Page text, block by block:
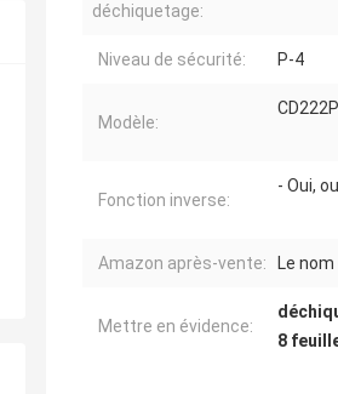
déchiquetage:
Niveau de sécurité: P-4
Modèle:
CD222P
Fonction inverse:
- Oui,
Amazon après-vente: Le
Mettre en évidence:
8